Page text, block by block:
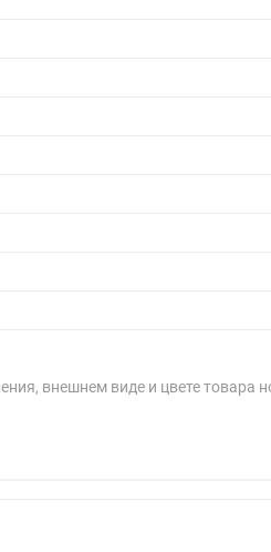
внешнем виде и цвете товара